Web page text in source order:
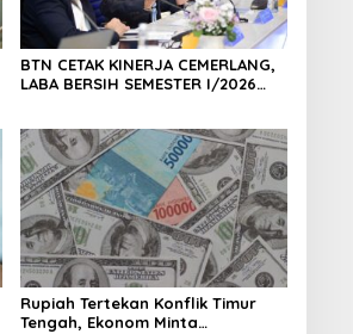
BTN CETAK KINERJA CEMERLANG,
LABA BERSIH SEMESTER I/2026
Rupiah Tertekan Konflik Timur
Tengah, Ekonom Minta